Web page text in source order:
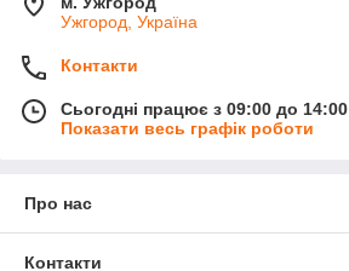
Ужгород, Україна
Контакти
Сьогодні працює з 09:00 до 14:00
Показати весь графік роботи
Про нас
Контакти